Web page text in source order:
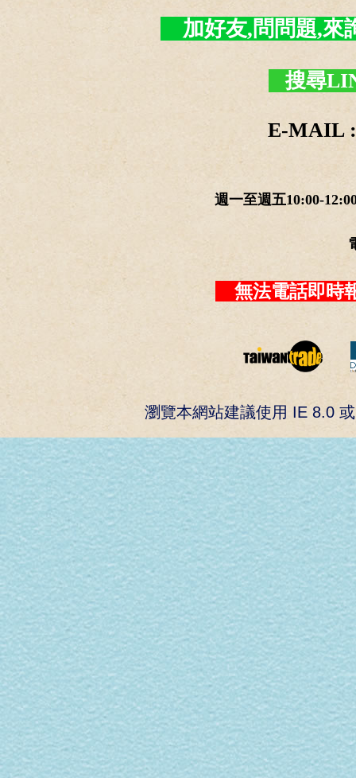
加好友,問問題,來
搜尋
E-MAIL :
週一至週五10:00-
無法電話即
瀏覽本網站建議使用 IE 8.0